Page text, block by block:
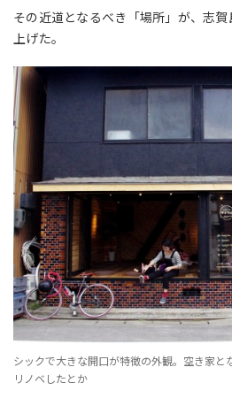
その近道となるべき「場所」が、志
上げた。
シックで大きな開口が特徴の外観。空き家と
リノベしたとか